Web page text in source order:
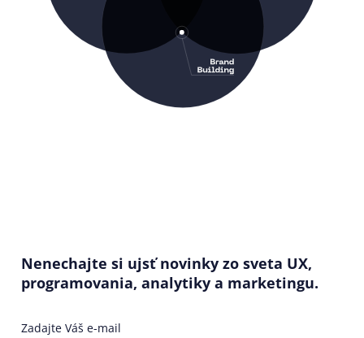
Nenechajte si ujsť novinky zo sveta UX,
programovania, analytiky a marketingu.
Zadajte Váš e-mail